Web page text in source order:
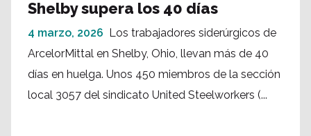
Shelby supera los 40 días
4 marzo, 2026 Los trabajadores siderúrgicos de
ArcelorMittal en Shelby, Ohio, llevan más de 40
días en huelga. Unos 450 miembros de la sección
local 3057 del sindicato United Steelworkers (...